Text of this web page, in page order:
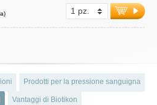
Prodotti per la pressione sanguigna
Vantaggi di Biotikon